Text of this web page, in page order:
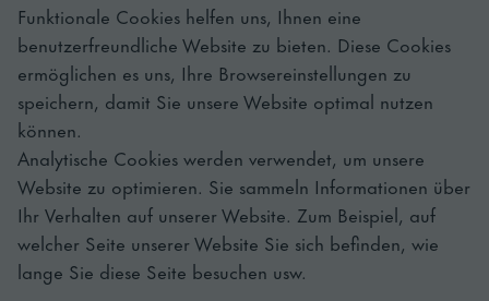
Funktionale Cookies helfen uns, Ihnen eine
benutzerfreundliche Website zu bieten. Diese Cookies
ermöglichen es uns, Ihre Browsereinstellungen zu
speichern, damit Sie unsere Website optimal nutzen
können.
Analytische Cookies werden verwendet, um unsere
Website zu optimieren. Sie sammeln Informationen über
Ihr Verhalten auf unserer Website. Zum Beispiel, auf
welcher Seite unserer Website Sie sich befinden, wie
lange Sie diese Seite besuchen usw.